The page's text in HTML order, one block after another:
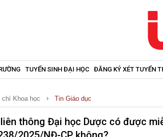
TUYỂN SINH ĐẠI HỌC ĐĂNG KÝ XÉT TUYỂN
chí Khoa học Tin Giáo dục
thông Đại học Dược có được